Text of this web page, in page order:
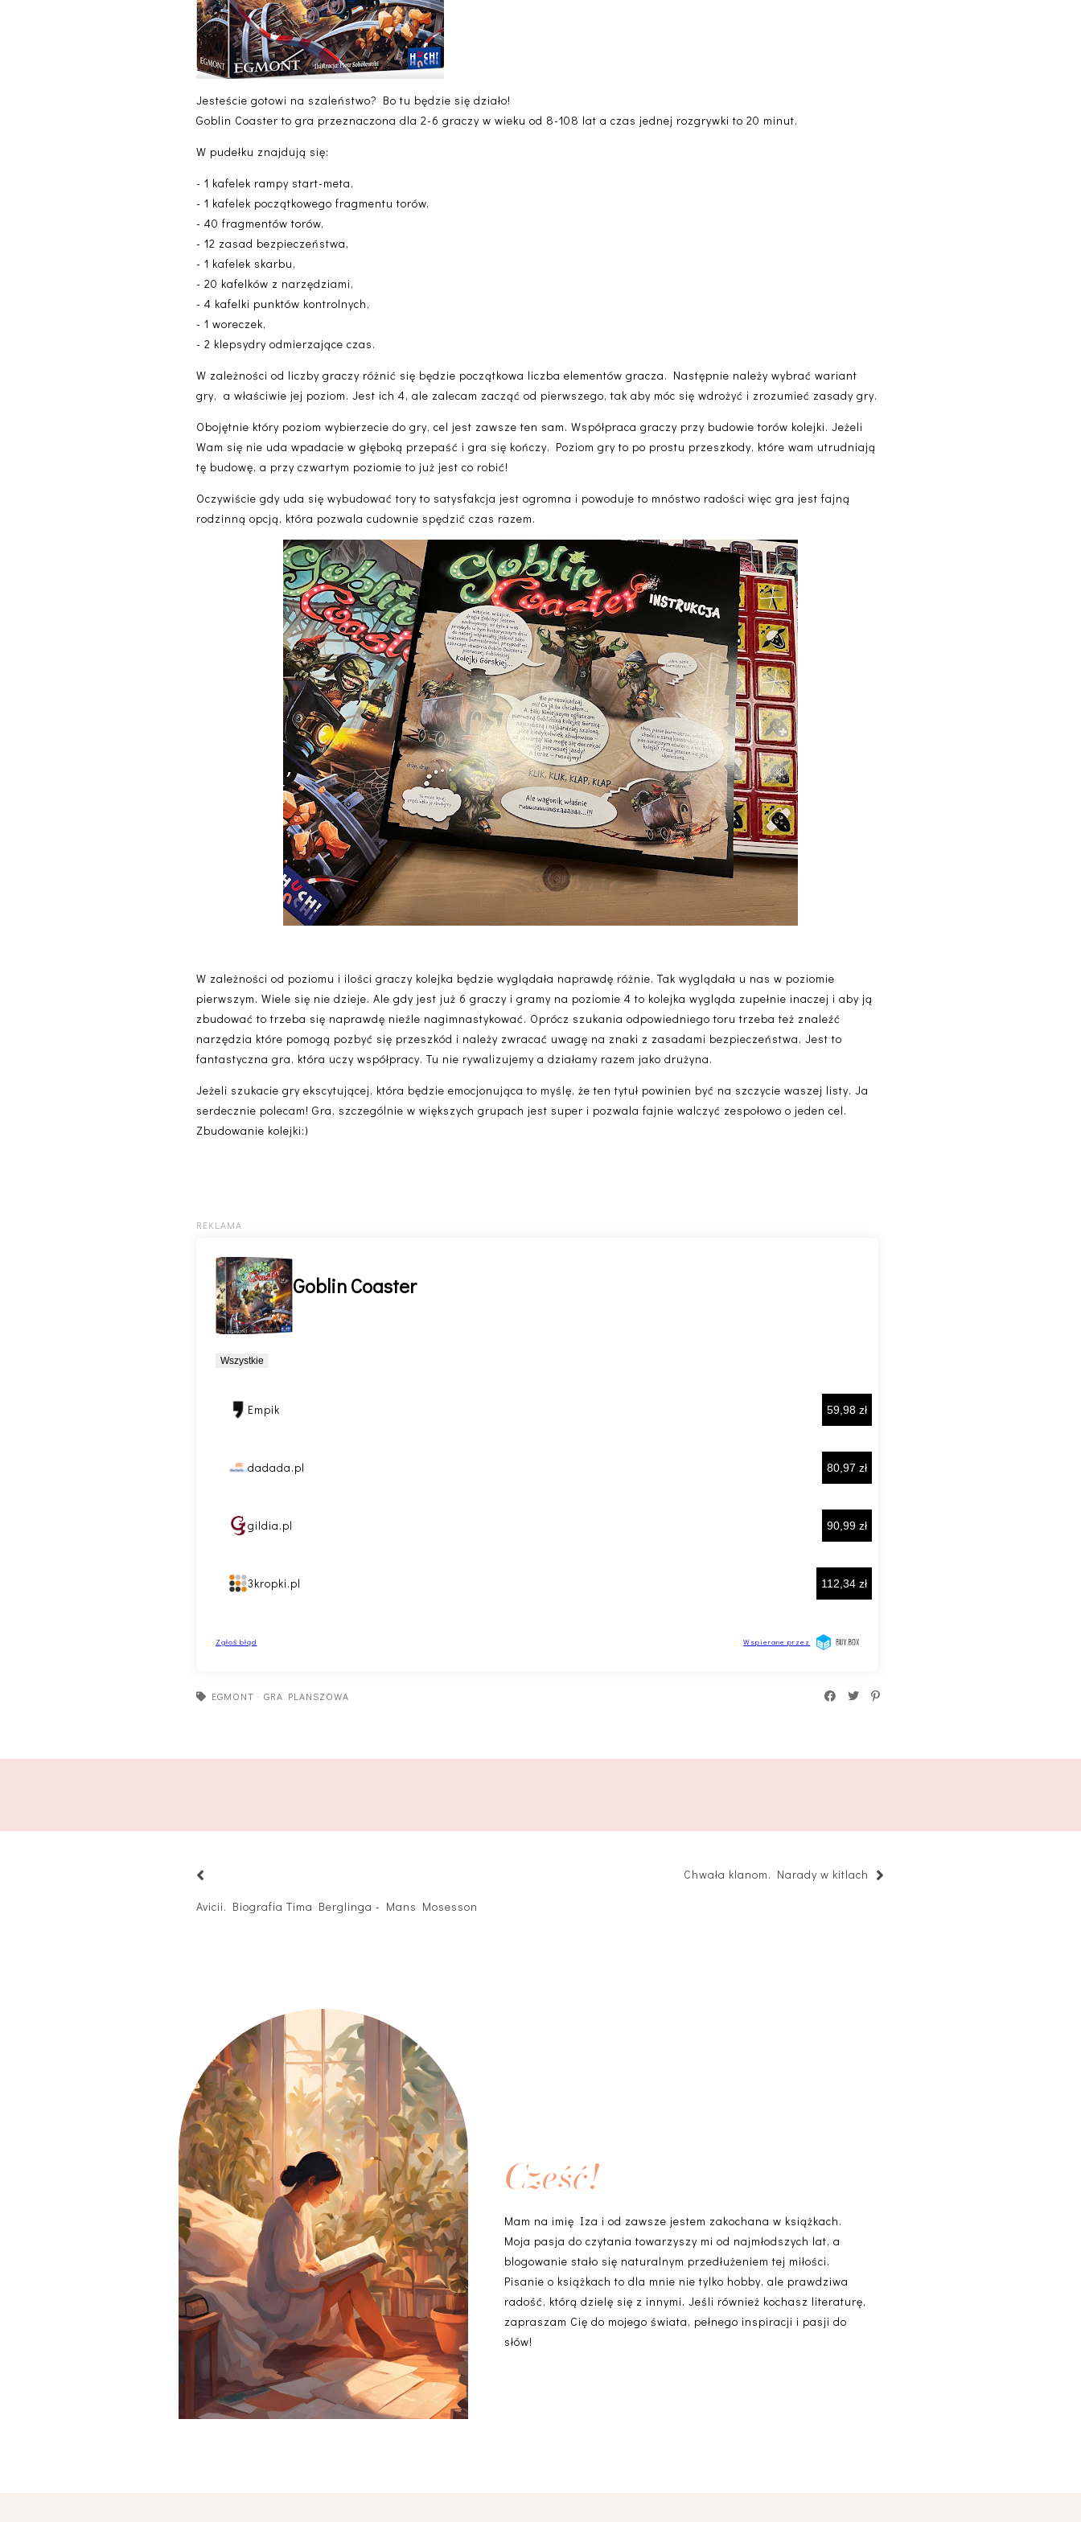
Jesteście gotowi na szaleństwo? Bo tu będzie się działo!
Goblin Coaster to gra przeznaczona dla 2-6 graczy w wieku od 8-108 lat a czas jednej rozgrywki to 20 minut.
W pudełku znajdują się:
- 1 kafelek rampy start-meta,
- 1 kafelek początkowego fragmentu torów,
- 40 fragmentów torów,
- 12 zasad bezpieczeństwa,
- 1 kafelek skarbu,
- 20 kafelków z narzędziami,
- 4 kafelki punktów kontrolnych,
- 1 woreczek,
- 2 klepsydry odmierzające czas.
W zależności od liczby graczy różnić się będzie początkowa liczba elementów gracza. Następnie należy wybrać wariant
gry, a właściwie jej poziom. Jest ich 4, ale zalecam zacząć od pierwszego, tak aby móc się wdrożyć i zrozumieć zasady gry.
Obojętnie który poziom wybierzecie do gry, cel jest zawsze ten sam. Współpraca graczy przy budowie torów kolejki. Jeżeli
Wam się nie uda wpadacie w głęboką przepaść i gra się kończy. Poziom gry to po prostu przeszkody, które wam utrudniają
tę budowę, a przy czwartym poziomie to już jest co robić!
Oczywiście gdy uda się wybudować tory to satysfakcja jest ogromna i powoduje to mnóstwo radości więc gra jest fajną
rodzinną opcją, która pozwala cudownie spędzić czas razem.
W zależności od poziomu i ilości graczy kolejka będzie wyglądała naprawdę różnie. Tak wyglądała u nas w poziomie
pierwszym. Wiele się nie dzieje. Ale gdy jest już 6 graczy i gramy na poziomie 4 to kolejka wygląda zupełnie inaczej i aby ją
zbudować to trzeba się naprawdę nieźle nagimnastykować. Oprócz szukania odpowiedniego toru trzeba też znaleźć
narzędzia które pomogą pozbyć się przeszkód i należy zwracać uwagę na znaki z zasadami bezpieczeństwa. Jest to
fantastyczna gra, która uczy współpracy. Tu nie rywalizujemy a działamy razem jako drużyna.
Jeżeli szukacie gry ekscytującej, która będzie emocjonująca to myślę, że ten tytuł powinien być na szczycie waszej listy. Ja
serdecznie polecam! Gra, szczególnie w większych grupach jest super i pozwala fajnie walczyć zespołowo o jeden cel.
Zbudowanie kolejki:)
EGMONT ·GRA PLANSZOWA
Avicii. Biografia Tima Berglinga - Mans Mosesson
Chwała klanom. Narady w kitlach
Cześć!
Mam na imię Iza i od zawsze jestem zakochana w książkach.
Moja pasja do czytania towarzyszy mi od najmłodszych lat, a
blogowanie stało się naturalnym przedłużeniem tej miłości.
Pisanie o książkach to dla mnie nie tylko hobby, ale prawdziwa
radość, którą dzielę się z innymi. Jeśli również kochasz literaturę,
zapraszam Cię do mojego świata, pełnego inspiracji i pasji do
słów!